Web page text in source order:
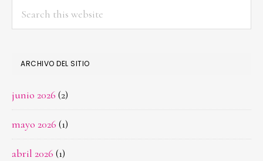
ARCHIVO DEL SITIO
junio 2026 (2)
mayo 2026 (1)
abril 2026 (1)